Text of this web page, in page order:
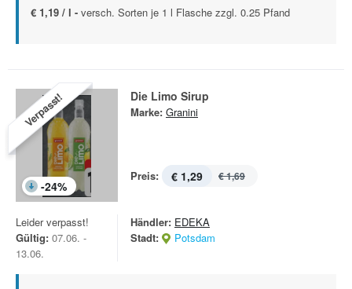
€ 1,19 / l - versch. Sorten je 1 l Flasche zzgl. 0.25 Pfand
Verpasst!
-24%
Die Limo Sirup
Marke: Granini
Preis: € 1,29 € 1,69
Leider verpasst!
Gültig: 07.06. -
13.06.
Händler: EDEKA
Stadt:
Potsdam